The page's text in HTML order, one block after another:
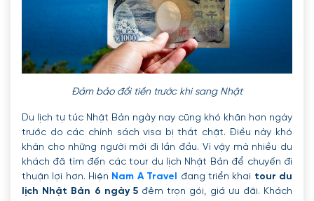
Đảm bảo đổi tiền trước khi sang Nhật
Du lịch tự túc Nhật Bản ngày nay cũng khó khăn hơn ngày
trước do các chính sách visa bị thắt chặt. Điều này khó
khăn cho những người mới đi lần đầu. Vì vậy mà nhiều du
khách đã tìm đến các tour du lịch Nhật Bản để chuyến đi
thuận lợi hơn. Hiện Nam A Travel đang triển khai tour du
lịch Nhật Bản 6 ngày 5 đêm trọn gói, giá ưu đãi. Khách